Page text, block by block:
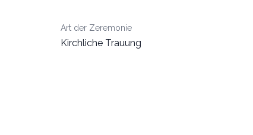
Art der Zeremonie
Kirchliche Trauung